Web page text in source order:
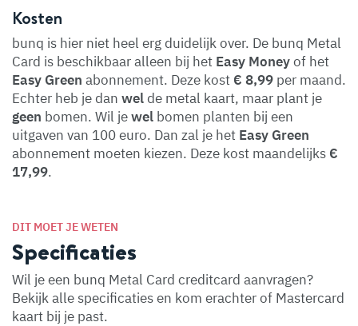
Kosten
bunq is hier niet heel erg duidelijk over. De bunq Metal
Card is beschikbaar alleen bij het Easy Moneyof het
Easy Green abonnement. Deze kost € 8,99 per maand.
Echter heb je dan wel de metal kaart, maar plant je
geen bomen. Wil jewel bomen planten bij een
uitgaven van 100 euro. Dan zal je het Easy Green
abonnement moeten kiezen. Deze kost maandelijks €
17,99.
DIT MOET JE WETEN
Specificaties
Wil je een bunq Metal Card creditcard aanvragen?
Bekijk alle specificaties en kom erachter of Mastercard
kaart bij je past.